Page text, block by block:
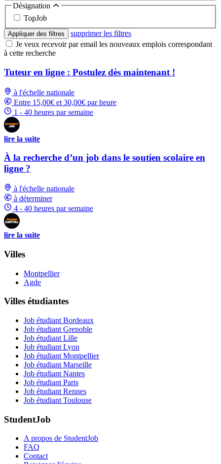
Désignation
TopJob
Appliquer des filtres
supprimer les filtres
Je veux recevoir par email les nouveaux emplois correspondant
à cette recherche
Tuteur en ligne : Postulez dès maintenant !
à l'échelle nationale
Entre 15,00€ et 30,00€ par heure
1 - 40 heures par semaine
lire la suite
À la recherche d’un job dans le soutien scolaire en
ligne ?
à l'échelle nationale
à déterminer
4 - 40 heures par semaine
lire la suite
Villes
Montpellier
Agde
Villes étudiantes
Job étudiant Bordeaux
Job étudiant Grenoble
Job étudiant Lille
Job étudiant Lyon
Job étudiant Montpellier
Job étudiant Marseille
Job étudiant Nantes
Job étudiant Paris
Job étudiant Rennes
Job étudiant Toulouse
StudentJob
A propos de StudentJob
FAQ
Contact